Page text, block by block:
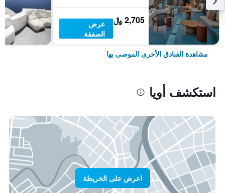
2,705 ﷼
عرض
الصفقة
مشاهدة الفنادق الأخرى الموصى بها
استكشف أويا
اعرض على الخريطة